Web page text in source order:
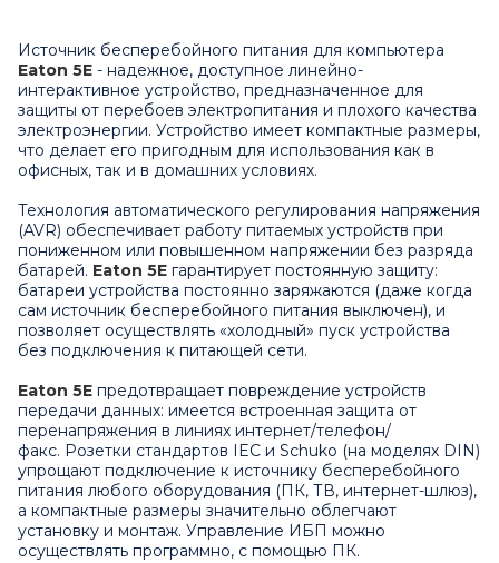
Источник бесперебойного питания для компьютера
Eaton 5E - надежное, доступное линейно-
интерактивное устройство, предназначенное для
защиты от перебоев электропитания и плохого качества
электроэнергии. Устройство имеет компактные размеры,
что делает его пригодным для использования как в
офисных, так и в домашних условиях.
Технология автоматического регулирования напряжения
(AVR) обеспечивает работу питаемых устройств при
пониженном или повышенном напряжении без разряда
батарей. Eaton 5E гарантирует постоянную защиту:
батареи устройства постоянно заряжаются (даже когда
сам источник бесперебойного питания выключен), и
позволяет осуществлять «холодный» пуск устройства
без подключения к питающей сети.
Eaton 5E предотвращает повреждение устройств
передачи данных: имеется встроенная защита от
перенапряжения в линиях интернет/телефон/
факс. Розетки стандартов IEC и Schuko (на моделях DIN)
упрощают подключение к источнику бесперебойного
питания любого оборудования (ПК, ТВ, интернет-шлюз),
а компактные размеры значительно облегчают
установку и монтаж. Управление ИБП можно
осуществлять программно, с помощью ПК.